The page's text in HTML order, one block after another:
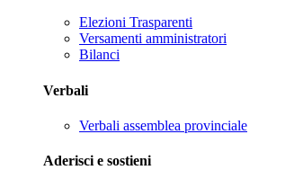
Elezioni Trasparenti
Versamenti amministratori
Bilanci
Verbali
Verbali assemblea provinciale
Aderisci e sostieni